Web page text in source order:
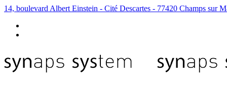
14, boulevard Albert Einstein - Cité Descartes - 77420 Champs sur